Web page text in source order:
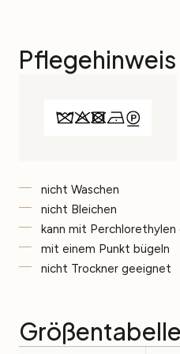
Pflegehinweis
nicht Waschen
nicht Bleichen
kann mit
mit einem Punkt bügeln
nicht Trockner geeignet
Größentabelle